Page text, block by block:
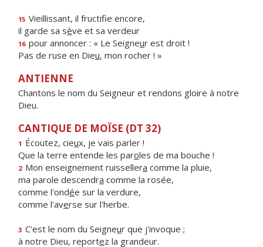
15 Vieillissant, il fructife encore,
il garde sa sève et sa verdeur
16 pour annoncer : « Le Seigneur est droit !
Pas de ruse en Dieu, mon rocher ! »
ANTIENNE
Chantons le nom du Seigneur et rendons gloire à notre
Dieu.
CANTIQUE DE MOÏSE (DT 32)
1 Écoutez, cieux, je vais parler !
Que la terre entende les paroles de ma bouche !
2 Mon enseignement ruissellera comme la pluie,
ma parole descendra comme la rosée,
comme l'ondée sur la verdure,
comme l'averse sur l'herbe.
3 C'est le nom du Seigneur que j'invoque ;
à notre Dieu, reportez la grandeur.